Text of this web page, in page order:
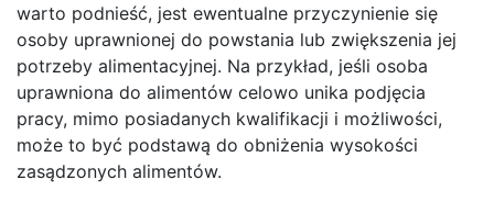
warto podnieść, jest ewentualne przyczynienie się
osoby uprawnionej do powstania lub zwiększenia jej
potrzeby alimentacyjnej. Na przykład, jeśli osoba
uprawniona do alimentów celowo unika podjęcia
pracy, mimo posiadanych kwalifikacji i możliwości,
może to być podstawą do obniżenia wysokości
zasądzonych alimentów.